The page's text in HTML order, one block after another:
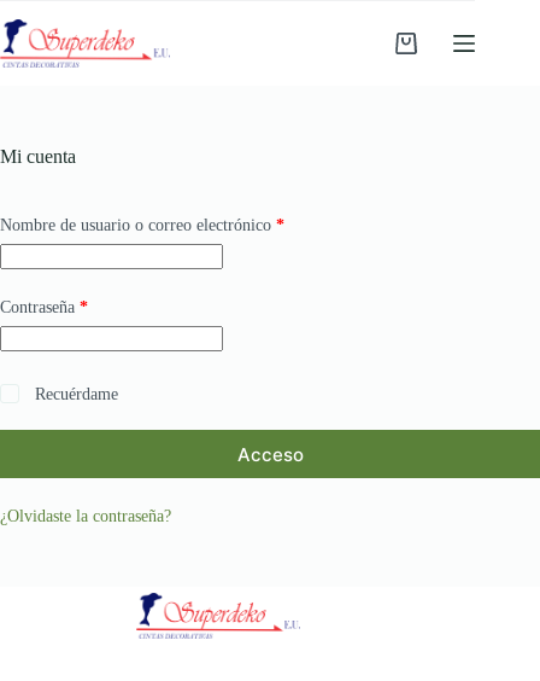
al
contenido
Carro
Mi cuenta
Nombre de usuario o correo electrónico *Obligatorio
Contraseña *Obligatorio
Recuérdame
Acceso
¿Olvidaste la contraseña?